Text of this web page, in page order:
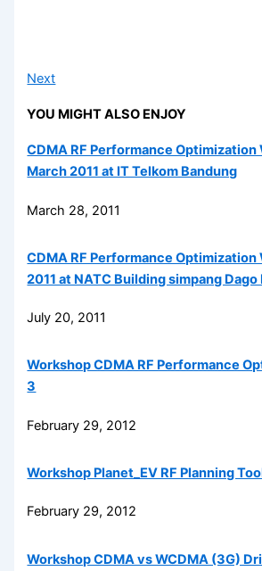
Next
YOU MIGHT ALSO ENJOY
CDMA RF Performance Optimization
March 2011 at IT Telkom Bandung
March 28, 2011
CDMA RF Performance Optimization
2011 at NATC Building simpang Dago
July 20, 2011
Workshop CDMA RF Performance
3
February 29, 2012
Workshop Planet_EV RF Planning
February 29, 2012
Workshop CDMA vs WCDMA (3G)